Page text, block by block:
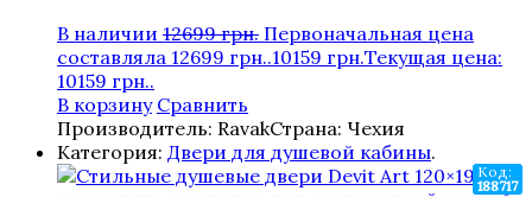
В наличии 12699грн. Первоначальная цена
составляла 12699 грн..10159 грн.Текущая цена:
10159 грн..
В корзину Сравнить
Производитель: RavakСтрана: Чехия
Категория: Двери для душевой кабины.
Код:
188717